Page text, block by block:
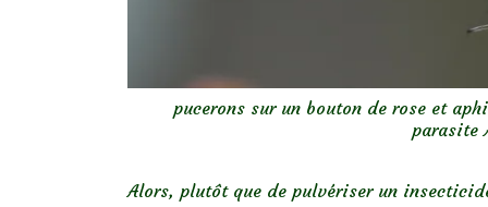
pucerons sur un bouton de rose et
parasite
Alors, plutôt que de pulvériser un